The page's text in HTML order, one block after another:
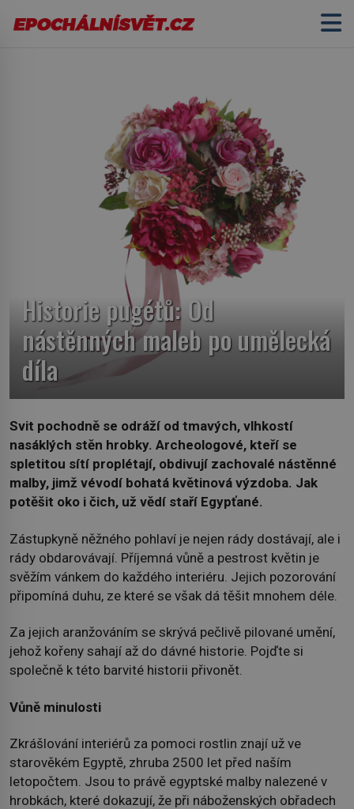
Historie pugétů: Od
nástěnných maleb po umělecká
díla
Svit pochodně se odráží od tmavých, vlhkostí
nasáklých stěn hrobky. Archeologové, kteří se
spletitou sítí proplétají, obdivují zachovalé nástěnné
malby, jimž vévodí bohatá květinová výzdoba. Jak
potěšit oko i čich, už vědí staří Egypťané.
Zástupkyně něžného pohlaví je nejen rády dostávají, ale i
rády obdarovávají. Příjemná vůně a pestrost květin je
svěžím vánkem do každého interiéru. Jejich pozorování
připomíná duhu, ze které se však dá těšit mnohem déle.
Za jejich aranžováním se skrývá pečlivě pilované umění,
jehož kořeny sahají až do dávné historie. Pojďte si
společně k této barvité historii přivonět.
Vůně minulosti
Zkrášlování interiérů za pomoci rostlin znají už ve
starověkém Egyptě, zhruba 2500 let před naším
letopočtem. Jsou to právě egyptské malby nalezené v
hrobkách, které dokazují, že při náboženských obřadech